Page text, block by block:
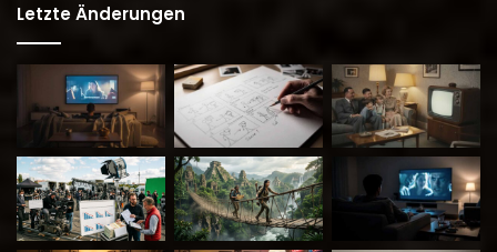
Letzte Änderungen